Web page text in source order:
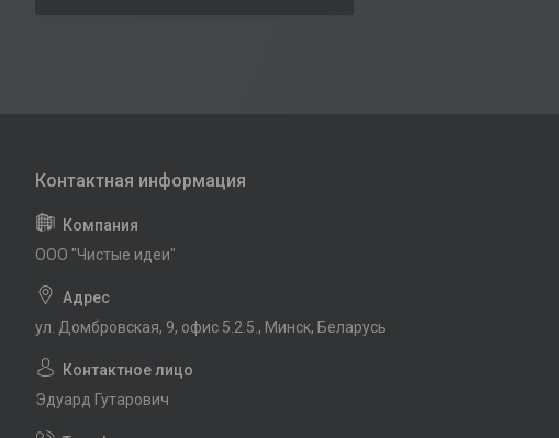
ООО "Чистые идеи"
ул. Домбровская, 9, офис 5.2.5., Минск, Беларусь
Эдуард Гутарович